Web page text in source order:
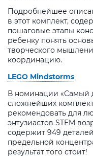
Подробнейшее
в этот комплект,
пошаговые этапы
ребенку понять
творческого
координацию.
LEGO Mindstorms
В номинации «Самый
сложнейших
рекомендовать для
энтузиастов STEM
содержит 949
предельной
результат того стоит!